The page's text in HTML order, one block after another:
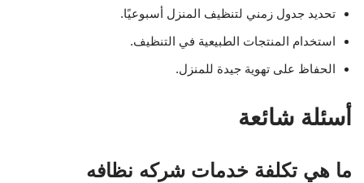
تحديد جدول زمني لتنظيف المنزل أسبوعيًا.
استخدام المنتجات الطبيعية في التنظيف.
الحفاظ على تهوية جيدة للمنزل.
أسئلة شائعة
ما هي تكلفة خدمات شركه نظافه